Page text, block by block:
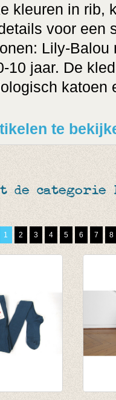
kleuren in rib,
voor een
Lily-
10 jaar. De
katoen
te
de categorie
1 2 3 4 5 6 7 8